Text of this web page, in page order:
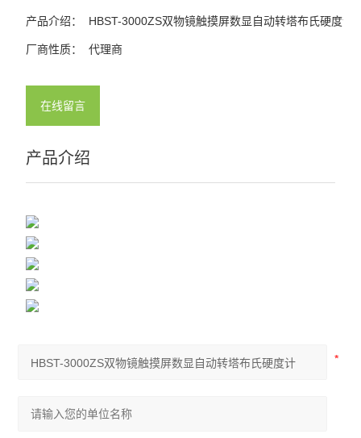
产品介绍： HBST-3000ZS双物镜触摸屏数显自动转塔布氏硬度计
厂商性质： 代理商
在线留言
产品介绍